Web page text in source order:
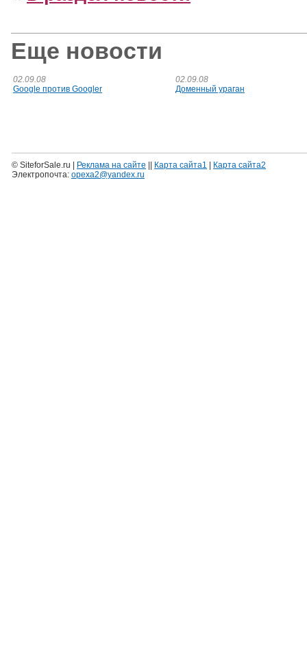
Еще новости
02.09.08
Google против Googler
02.09.08
Доменный ураган
© SiteforSale.ru | Реклама на сайте Карта сайта1
Карта сайта2
Электропочта: opexa2@yandex.ru